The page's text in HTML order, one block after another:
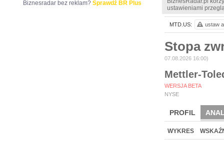
ustawieniami
Stopa
07.08.2026 16:00)
Mettler-
WERSJA BETA
NYSE
PROFIL
WYKRES
MTD.US: ustaw
Biznesradar bez reklam? Sprawdź BR Plus